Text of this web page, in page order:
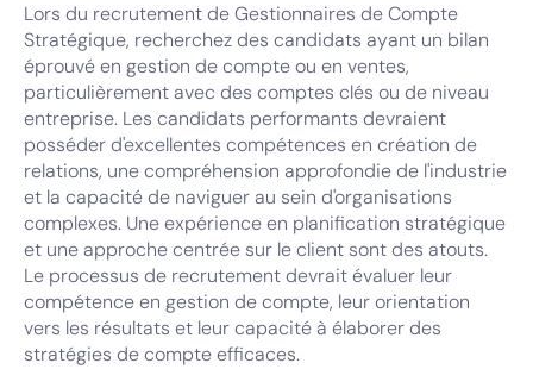
Lors du recrutement de Gestionnaires de Compte
Stratégique, recherchez des candidats ayant un bilan
éprouvé en gestion de compte ou en ventes,
particulièrement avec des comptes clés ou de niveau
entreprise. Les candidats performants devraient
posséder d'excellentes compétences en création de
relations, une compréhension approfondie de l'industrie
et la capacité de naviguer au sein d'organisations
complexes. Une expérience en planification stratégique
et une approche centrée sur le client sont des atouts.
Le processus de recrutement devrait évaluer leur
compétence en gestion de compte, leur orientation
vers les résultats et leur capacité à élaborer des
stratégies de compte efficaces.